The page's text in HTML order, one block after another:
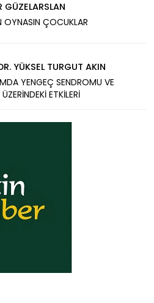
GÜZELARSLAN
OYNASIN ÇOCUKLAR
YÜKSEL TURGUT AKIN
YENGEÇ SENDROMU VE
ETKİLERİ